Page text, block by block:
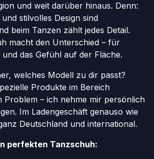
und weit darüber hinaus. Denn:
stilvolles Design sind
beim Tanzen zählt jedes Detail.
macht den Unterschied – für
das Gefühl auf der Fläche.
welches Modell zu dir passt?
Produkte im Bereich
Problem – ich nehme mir persönlich
Im Ladengeschäft genauso wie
Deutschland und international.
perfekten Tanzschuh: